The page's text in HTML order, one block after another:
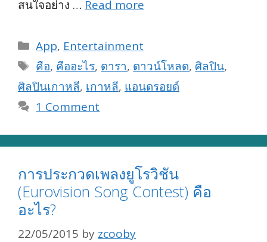
สนใจอย่าง … Read more
Categories
App, Entertainment
Tags
คือ, คืออะไร, ดารา, ดาวน์โหลด, ศิลปิน,
ศิลปินเกาหลี, เกาหลี, แอนดรอยด์
1 Comment
การประกวดเพลงยูโรวิชัน
(Eurovision Song Contest) คือ
อะไร?
22/05/2015 by zcooby